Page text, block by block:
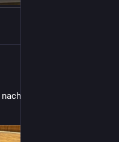
nach einigen Jahren